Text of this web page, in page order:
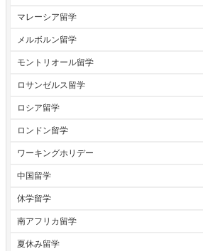
マレーシア留学
メルボルン留学
モントリオール留学
ロサンゼルス留学
ロシア留学
ロンドン留学
ワーキングホリデー
中国留学
休学留学
南アフリカ留学
夏休み留学